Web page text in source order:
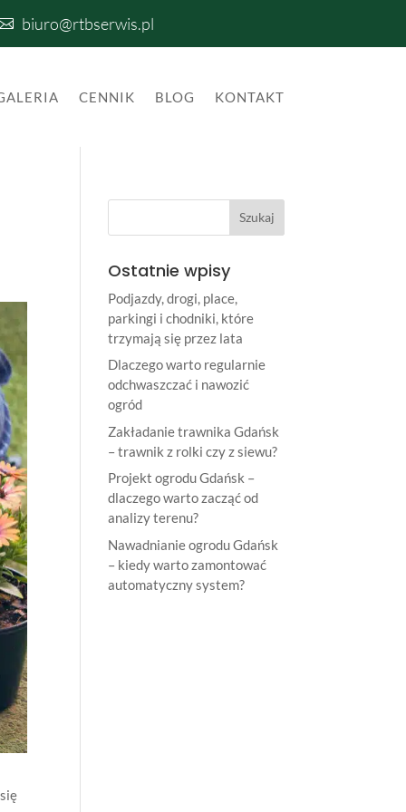
 biuro@rtbserwis.pl
CENNIK BLOG KONTAKT
Ostatnie wpisy
Podjazdy, drogi, place,
parkingi i chodniki, które
trzymają się przez lata
Dlaczego warto regularnie
odchwaszczać i nawozić
ogród
Zakładanie trawnika Gdańsk
– trawnik z rolki czy z siewu?
Projekt ogrodu Gdańsk –
dlaczego warto zacząć od
analizy terenu?
Nawadnianie ogrodu Gdańsk
– kiedy warto zamontować
automatyczny system?